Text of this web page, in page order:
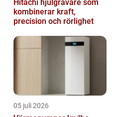
Hitachi hjulgrävare som
kombinerar kraft,
precision och rörlighet
05 juli 2026